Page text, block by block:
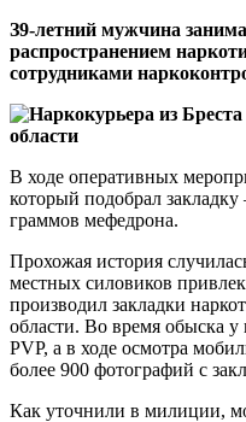
З9-летний мужчина
распространением
сотрудниками
В ходе оперативных
который подобрал
граммов мефедрона.
Прохожая история
местных силовиков
производил закладки
области. Во время обыска
PVP, а в ходе осмотра
более 900 фотографий с
Как уточнили в милиции,